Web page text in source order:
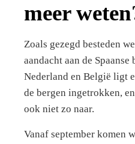
meer
Zoals gezegd besteden
aandacht aan de
Nederland en België ligt
de bergen ingetrokken,
ook niet zo naar.
Vanaf september komen